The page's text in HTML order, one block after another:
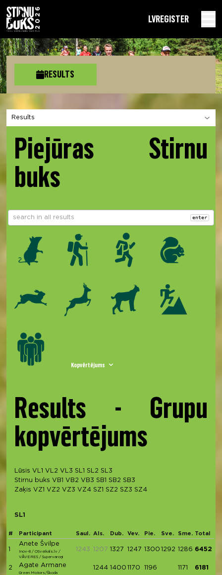
LVREGISTER
RESULTS
Choose a section
Piejūras Stirnu
buks
enter
Kopvērtējums
Results - Grupu
kopvērtējums
Lūsis VL1 VL2 VL3 SL1 SL2 SL3
Stirnu buks VB1 VB2 VB3 SB1 SB2 SB3
Zaķis VZ1 VZ2 VZ3 VZ4 SZ1 SZ2 SZ3 SZ4
SL1
# Participant Saul. Als. Dub. Vev. Pie. Sve. Sme. Total
1
Anete Švilpe
Inov-8 / OSveikals.lv /
VĀVERES / Supervaroņi
1243 1207 1327 1247 1300 1292 1286 6452
2 Agate Armane
Green Motors/Škoda
1244 1400 1170 1196 1171 6181